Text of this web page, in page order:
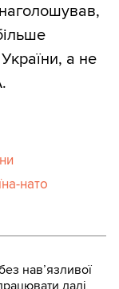
а не
нато
навʼязливої
далі,